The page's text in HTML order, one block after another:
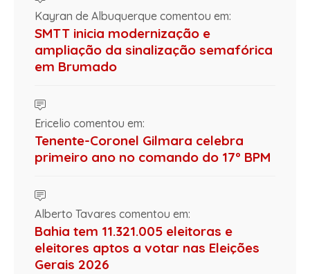
Kayran de Albuquerque comentou em:
SMTT inicia modernização e
ampliação da sinalização semafórica
em Brumado
Ericelio comentou em:
Tenente-Coronel Gilmara celebra
primeiro ano no comando do 17º BPM
Alberto Tavares comentou em:
Bahia tem 11.321.005 eleitoras e
eleitores aptos a votar nas Eleições
Gerais 2026